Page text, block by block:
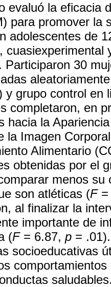
evaluó la eficacia
para promover la
adolescentes de
cuasiexperimental
Participaron 30
y grupo control en
completaron, en
hacia la
la Imagen
Alimentario
obtenidas por el
menos
son atléticas (F=
al finalizar la
importante de
(F= 6.87, p =
socioeducativas